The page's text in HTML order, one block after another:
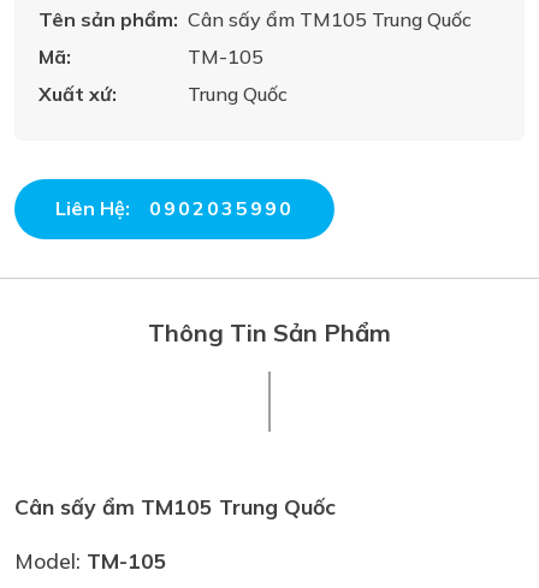
Tên sản phẩm: Cân sấy ẩm TM105 Trung Quốc
Mã:
TM-105
Xuất xứ:
Trung Quốc
Liên Hệ: 0902035990
Thông Tin Sản Phẩm
Cân sấy ẩm TM105 Trung Quốc
Model: TM-105